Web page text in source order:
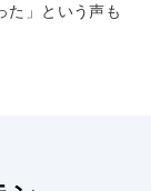
た」という声も